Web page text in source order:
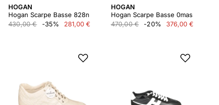
HOGAN
Hogan Scarpe Basse 828n
430,00 €
-35% 281,00 €
HOGAN
Hogan Scarpe Basse 0mas
470,00 €
-20% 376,00 €